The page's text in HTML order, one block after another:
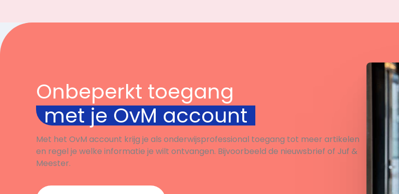
Onbeperkt toegang
met je OvM account
Met het OvM account krijg je als onderwijsprofessional toegang tot meer artikelen
en regel je welke informatie je wilt ontvangen. Bijvoorbeeld de nieuwsbrief of Juf &
Meester.